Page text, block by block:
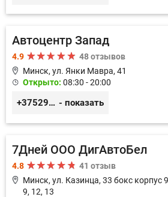
Автоцентр Запад
4.9
48 отзывов
Минск, ул. Янки Мавра, 41
Открыто: 08:30 - 20:00
+375299579797 - показать
7Дней ООО ДигАвтоБел
4.8
41 отзыв
Минск, ул. Казинца, 33 бокс корпус
9, 12, 13